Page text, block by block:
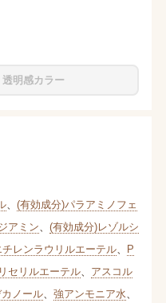
透明感カラー
、 (有効成分)パラアミノフェ
アミン
(有効成分)レゾルシ
レンラウリルエーテル、 P
セリルエーテル、 アスコル
ノール、 強アンモニア水